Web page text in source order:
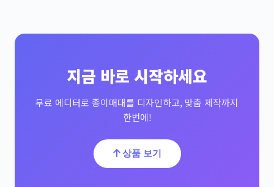
지금 바로 시작하세요
무료 에디터로 종이매대를 디자인하고, 맞춤 제작까지
한번에!
상품 보기